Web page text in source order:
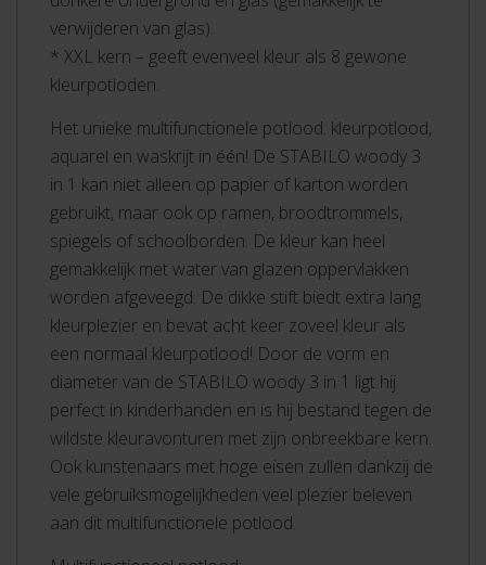
verwijderen van glas).
* XXL kern – geeft evenveel kleur als 8 gewone
kleurpotloden.
Het unieke multifunctionele potlood: kleurpotlood,
aquarel en waskrijt in één! De STABILO woody 3
in 1 kan niet alleen op papier of karton worden
gebruikt, maar ook op ramen, broodtrommels,
spiegels of schoolborden. De kleur kan heel
gemakkelijk met water van glazen oppervlakken
worden afgeveegd. De dikke stift biedt extra lang
kleurplezier en bevat acht keer zoveel kleur als
een normaal kleurpotlood! Door de vorm en
diameter van de STABILO woody 3 in 1 ligt hij
perfect in kinderhanden en is hij bestand tegen de
wildste kleuravonturen met zijn onbreekbare kern.
Ook kunstenaars met hoge eisen zullen dankzij de
vele gebruiksmogelijkheden veel plezier beleven
aan dit multifunctionele potlood.